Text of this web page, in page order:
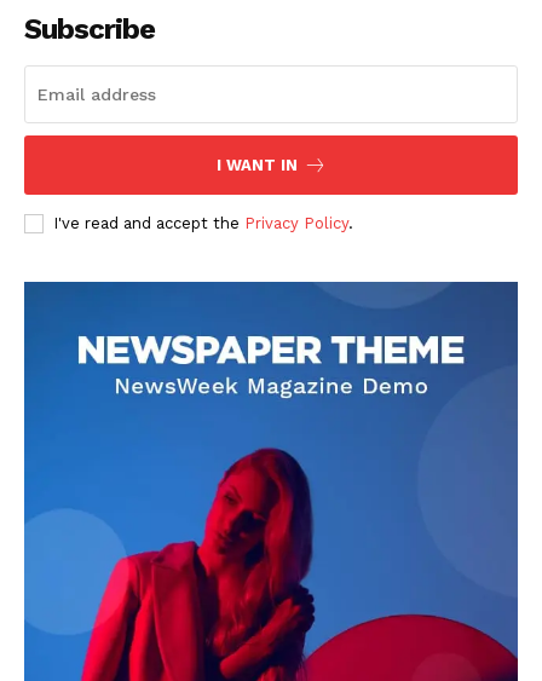
DOWNLOAD NOW
AIN NEWS 1
Contact Us
About Us
Privacy Policy
Terms of Use Agreement
Subscribe
I WANT IN
I've read and accept the Privacy Policy.